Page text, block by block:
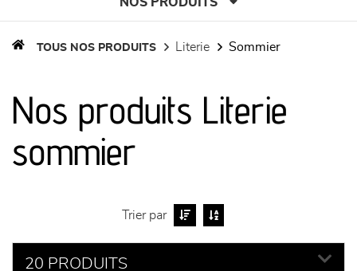
séjours
meubles de complément
chambres et dressing
literie
TOUS NOS PRODUITS literie sommier
Nos produits Literie
sommier
Trier par
20 PRODUITS